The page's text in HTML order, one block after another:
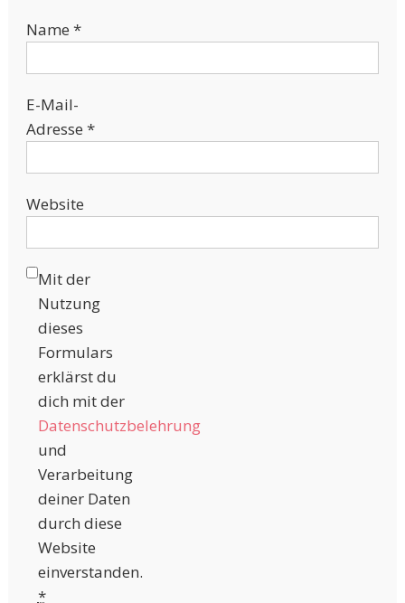
Name *
E-Mail-
Adresse *
Website
Mit der
Nutzung
dieses
Formulars
erklärst du
dich mit der
Datenschutzbelehrung
und
Verarbeitung
deiner Daten
durch diese
Website
einverstanden.
*